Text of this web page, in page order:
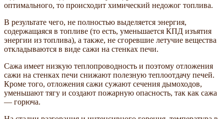
оптимального, то происходит химический недожог топлива.
В результате чего, не полностью выделяется энергия,
содержащаяся в топливе (то есть, уменьшается КПД изъятия
энергии из топлива), а также, не сгоревшие летучие вещества
откладываются в виде сажи на стенках печи.
Сажа имеет низкую теплопроводность и поэтому отложения
сажи на стенках печи снижают полезную теплоотдачу печей.
Кроме того, отложения сажи сужают сечения дымоходов,
уменьшают тягу и создают пожарную опасность, так как сажа
— горюча.